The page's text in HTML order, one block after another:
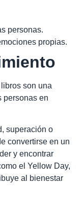
personas.
propias.
son una
personas en
superación o
convertirse en un
y encontrar
el Yellow Day,
al bienestar